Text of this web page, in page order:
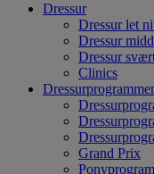
Dressur
Dressur let
Dressur
Dressur
Clinics
Dressurprogrammer
Grand Prix